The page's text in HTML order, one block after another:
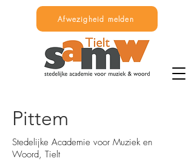
Afwezigheid melden
Pittem
Stedelijke Academie voor Muziek en
Woord, Tielt